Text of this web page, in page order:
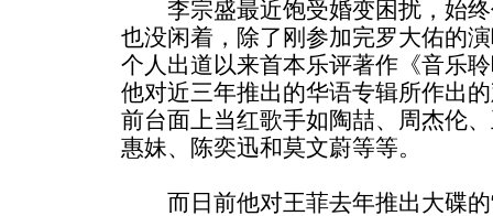
李宗盛最近饱受婚变困扰，始终
也没闲着，除了刚参加完罗大佑的
个人出道以来首本乐评著作《音乐
他对近三年推出的华语专辑所作出
前台面上当红歌手如陶喆、周杰伦
惠妹、陈奕迅和莫文蔚等等。
而日前他对王菲去年推出大碟的